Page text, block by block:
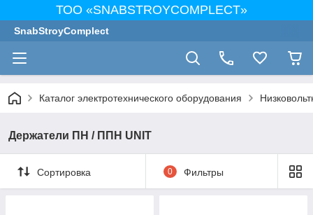
ТОО «SNABSTROYCOMPLECT»
SnabStroyComplect
Каталог электротехнического оборудования
Держатели ПН / ППН UNIT
Сортировка 0 Фильтры